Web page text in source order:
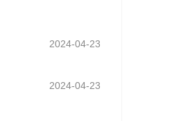
2024-04-23
2024-04-23